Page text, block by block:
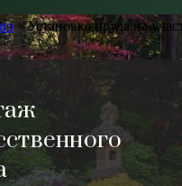
»Установка пруда на